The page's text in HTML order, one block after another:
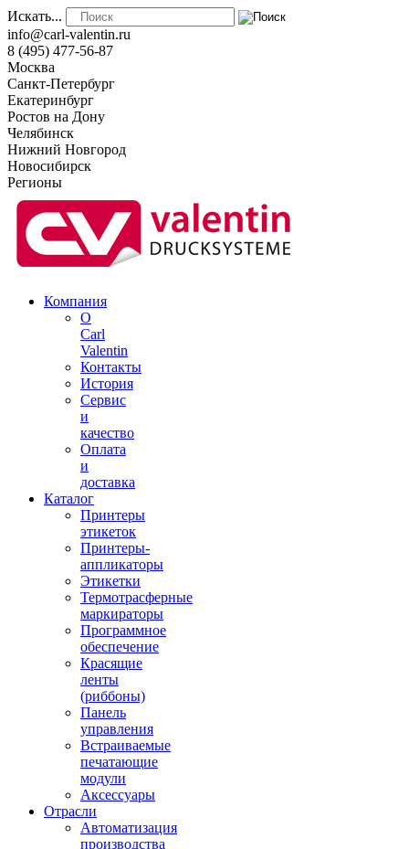
Искать...
info@carl-valentin.ru
8 (495) 477-56-87
Москва
Санкт-Петербург
Екатеринбург
Ростов на Дону
Челябинск
Нижний Новгород
Новосибирск
Регионы
Компания
О
Carl
Valentin
Контакты
История
Сервис
и
качество
Оплата
и
доставка
Каталог
Принтеры
этикеток
Принтеры-
аппликаторы
Этикетки
Термотрасферные
маркираторы
Программное
обеспечение
Красящие
ленты
(риббоны)
Панель
управления
Встраиваемые
печатающие
модули
Аксессуары
Отрасли
Автоматизация
производства